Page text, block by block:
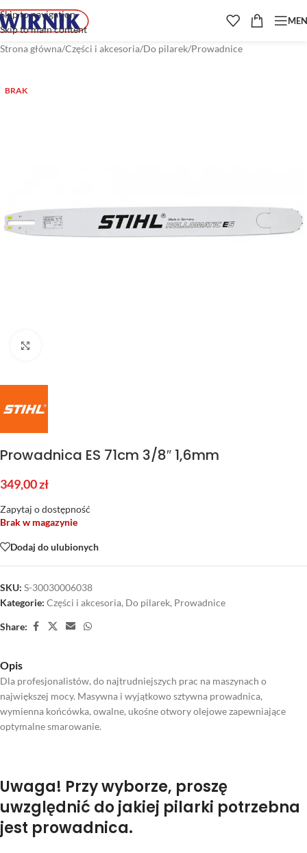
Skip to navigation
Skip to main content
Strona główna/Części i akcesoria/Do pilarek/Prowadnice
BRAK
Prowadnica ES 71cm 3/8″ 1,6mm
349,00zł
Zapytaj o dostępność
Brak w magazynie
Dodaj do ulubionych
SKU: S-30030006038
Kategorie: Części i akcesoria, Do pilarek, Prowadnice
Share:
Opis
Dla profesjonalistów, do najtrudniejszych prac na maszynach o
największej mocy. Masywna i wyjątkowo sztywna prowadnica,
wymienna końcówka, owalne, ukośne otwory olejowe zapewniające
optymalne smarowanie.
Uwaga! Przy wyborze, proszę
uwzględnić do jakiej pilarki potrzebna
jest prowadnica.